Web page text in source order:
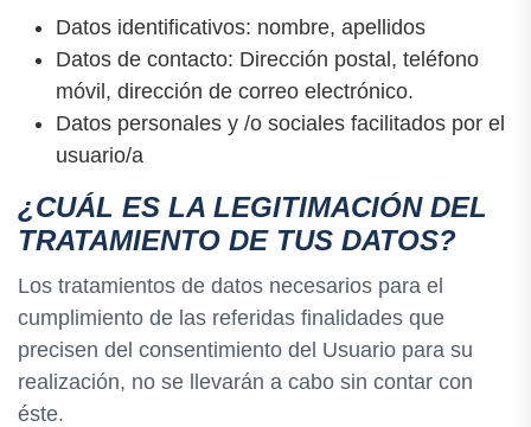
Datos identificativos: nombre, apellidos
Datos de contacto: Dirección postal, teléfono
móvil, dirección de correo electrónico.
Datos personales y /o sociales facilitados por el
usuario/a
¿CUÁL ES LA LEGITIMACIÓN DEL
TRATAMIENTO DE TUS DATOS?
Los tratamientos de datos necesarios para el
cumplimiento de las referidas finalidades que
precisen del consentimiento del Usuario para su
realización, no se llevarán a cabo sin contar con
éste.